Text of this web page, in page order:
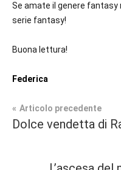
Se amate il genere fantasy
serie fantasy!
Buona lettura!
Federica
Tag
#bloggerlife,
Recensioni
Navigazione
Articolo precedente
Dolce vendetta di